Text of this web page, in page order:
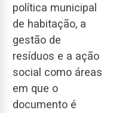
política municipal
de habitação, a
gestão de
resíduos e a ação
social como áreas
em que o
documento é